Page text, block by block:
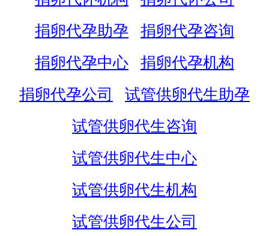
捐卵代孕助孕
捐卵代孕咨询
捐卵代孕中心
捐卵代孕机构
捐卵代孕公司
试管供卵代生助孕
试管供卵代生咨询
试管供卵代生中心
试管供卵代生机构
试管供卵代生公司